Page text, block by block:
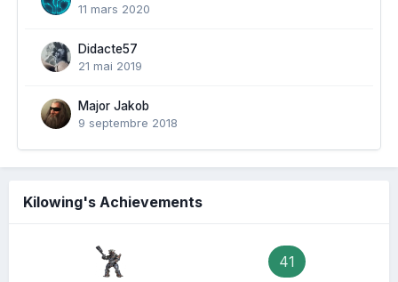
11 mars 2020
Didacte57
21 mai 2019
Major Jakob
9 septembre 2018
Kilowing's Achievements
41